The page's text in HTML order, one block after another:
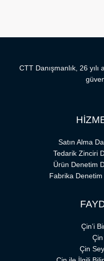
CTT Danışmanlık, 26
Satın Alma
Tedarik Zinciri
Ürün Denetim
Fabrika Denetim
Çin’i
Çin